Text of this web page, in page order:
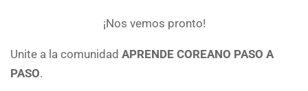
¡Nos vemos pronto!
Unite a la comunidad APRENDE COREANO PASO A
PASO.